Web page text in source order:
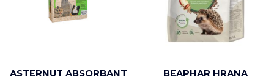
ASTERNUT ABSORBANT
BEAPHAR HRANA